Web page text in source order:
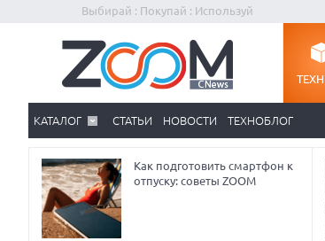
Выбирай : Покупай : Используй
КАТАЛОГ СТАТЬИ НОВОСТИ ТЕХНОБЛОГ
Как подготовить смартфон к
отпуску: советы ZOOM